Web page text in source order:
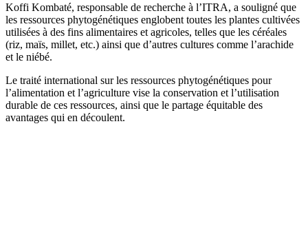
Koffi Kombaté, responsable de recherche à l’ITRA, a souligné que
les ressources phytogénétiques englobent toutes les plantes cultivées
utilisées à des fins alimentaires et agricoles, telles que les céréales
(riz, maïs, millet, etc.) ainsi que d’autres cultures comme l’arachide
et le niébé.
Le traité international sur les ressources phytogénétiques pour
l’alimentation et l’agriculture vise la conservation et l’utilisation
durable de ces ressources, ainsi que le partage équitable des
avantages qui en découlent.